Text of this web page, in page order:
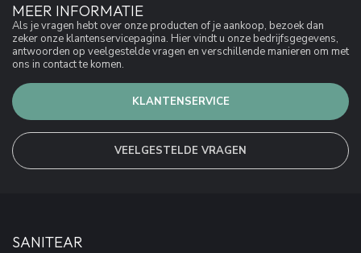
MEER INFORMATIE
Als je vragen hebt over onze producten of je aankoop, bezoek dan
zeker onze klantenservicepagina. Hier vindt u onze bedrijfsgegevens,
antwoorden op veelgestelde vragen en verschillende manieren om met
ons in contact te komen.
KLANTENSERVICE
VEELGESTELDE VRAGEN
SANITEAR